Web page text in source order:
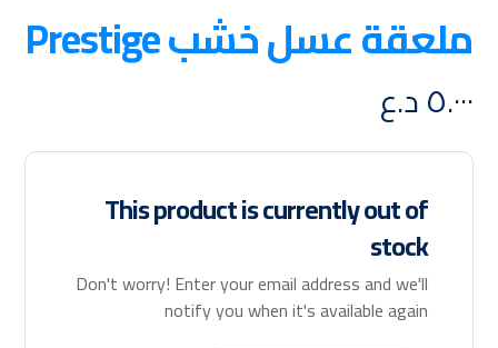
ملعقة عسل خشب Prestige
٥.٠٠٠د.ع
This product is currently out of
stock
Don't worry! Enter your email address and we'll
notify you when it's available again